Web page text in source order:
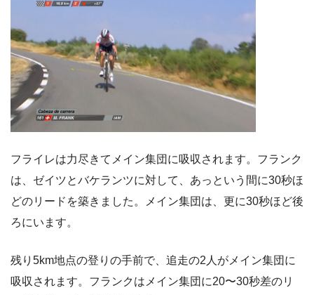
フライレは力尽きてメイン集団に吸収されます。フランク
は、ゼイツとバケランツに対して、あっという間に30秒ほ
どのリードを築きました。メイン集団は、更に30秒ほど後
ろにいます。
残り5km地点の登りの手前で、追走の2人がメイン集団に
吸収されます。フランクはメイン集団に20〜30秒差のリ